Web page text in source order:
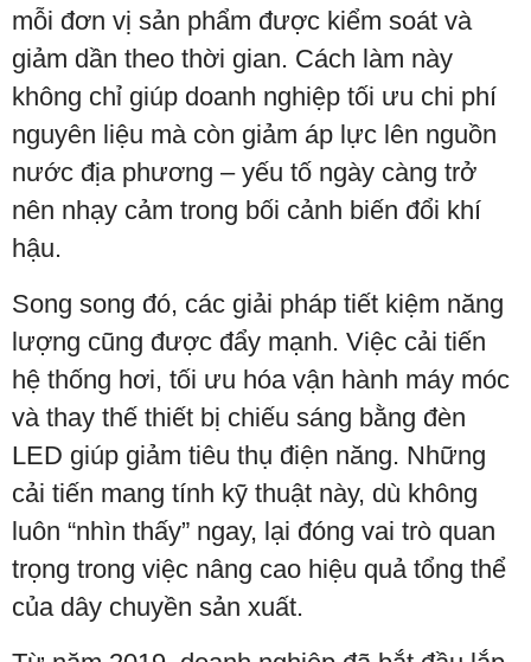
mỗi đơn vị sản phẩm được kiểm soát và
giảm dần theo thời gian. Cách làm này
không chỉ giúp doanh nghiệp tối ưu chi phí
nguyên liệu mà còn giảm áp lực lên nguồn
nước địa phương – yếu tố ngày càng trở
nên nhạy cảm trong bối cảnh biến đổi khí
hậu.
Song song đó, các giải pháp tiết kiệm năng
lượng cũng được đẩy mạnh. Việc cải tiến
hệ thống hơi, tối ưu hóa vận hành máy móc
và thay thế thiết bị chiếu sáng bằng đèn
LED giúp giảm tiêu thụ điện năng. Những
cải tiến mang tính kỹ thuật này, dù không
luôn “nhìn thấy” ngay, lại đóng vai trò quan
trọng trong việc nâng cao hiệu quả tổng thể
của dây chuyền sản xuất.